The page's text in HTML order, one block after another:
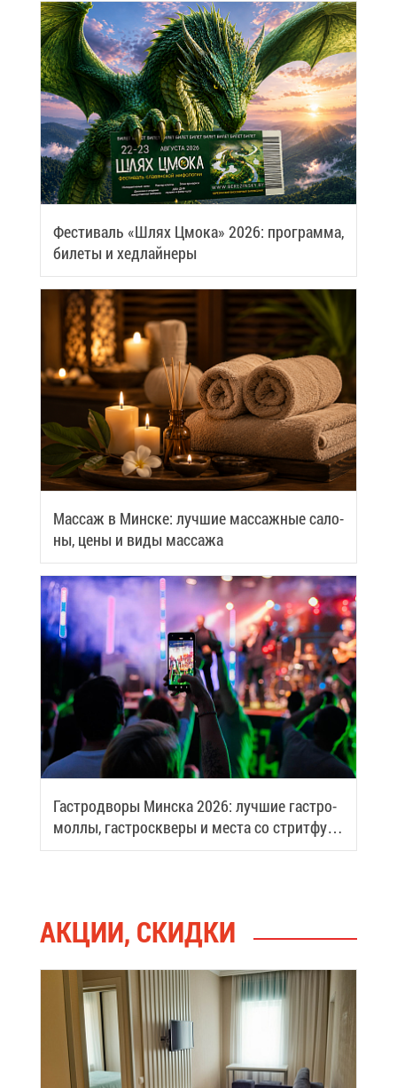
Фе­сти­валь «Шлях Цмо­ка» 2026: про­грам­ма,
би­ле­ты и хед­лай­не­ры
Мас­саж в Мин­ске: луч­шие мас­саж­ные са­ло­
ны, це­ны и ви­ды мас­са­жа
Га­стро­дво­ры Мин­ска 2026: луч­шие га­стро­
мол­лы, га­стро­скве­ры и ме­ста со стрит­фу­
дом
АК­ЦИИ, СКИД­КИ